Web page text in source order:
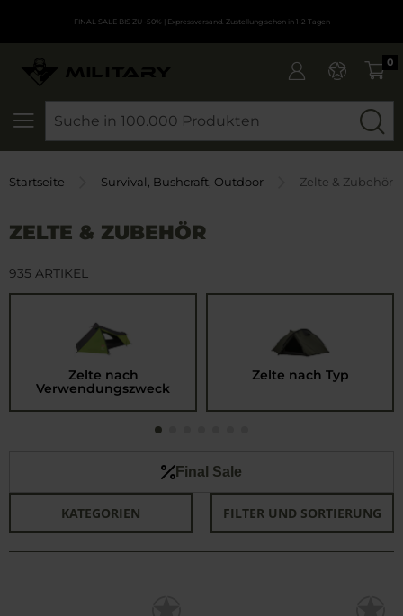
FINAL SALE BIS ZU -50% | Expressversand. Zustellung schon in 1-2 Tagen
0
Startseite Survival, Bushcraft, Outdoor Zelte & Zubehör
ZELTE & ZUBEHÖR
Zelte nach
Verwendungszweck
Zelte nach Typ
Final Sale
KATEGORIEN FILTER UND SORTIERUNG
935 ARTIKEL